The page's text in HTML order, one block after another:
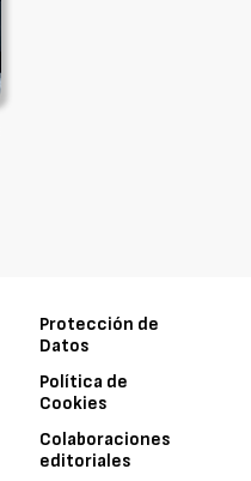
Protección de
Datos
Política de
Cookies
Colaboraciones
editoriales